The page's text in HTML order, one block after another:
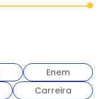
Enem
Carreira